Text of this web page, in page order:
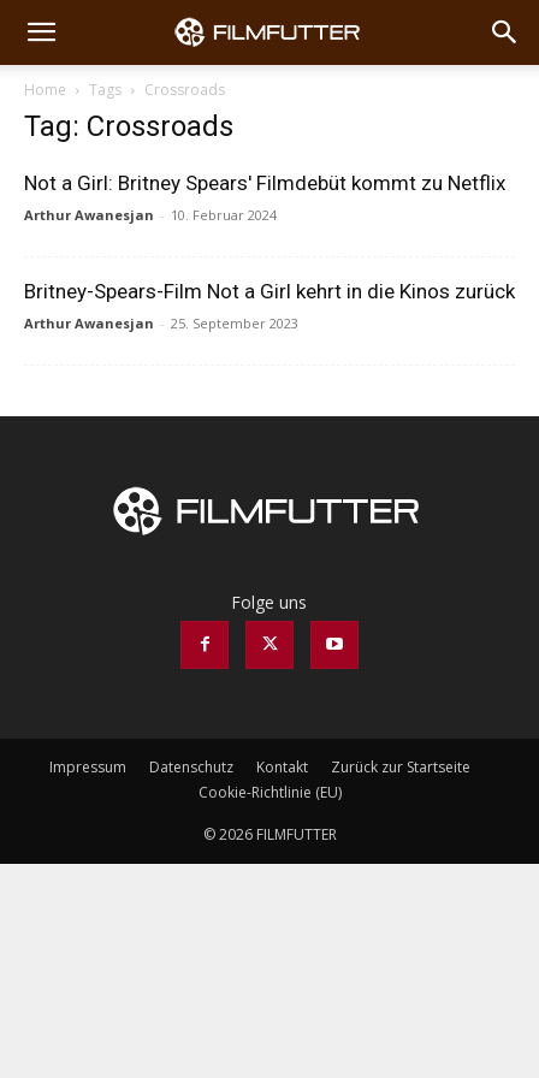
Home Tags Crossroads
Tag: Crossroads
Not a Girl: Britney Spears' Filmdebüt kommt zu Netflix
Arthur Awanesjan - 10. Februar 2024
Britney-Spears-Film Not a Girl kehrt in die Kinos zurück
Arthur Awanesjan - 25. September 2023
Folge uns
Impressum Datenschutz Kontakt
Zurück zur Startseite
Cookie-Richtlinie (EU)
© 2026 FILMFUTTER